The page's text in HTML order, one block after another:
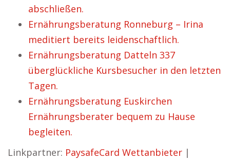
abschließen.
Ernährungsberatung Ronneburg – Irina
meditiert bereits leidenschaftlich.
Ernährungsberatung Datteln 337
überglückliche Kursbesucher in den letzten
Tagen.
Ernährungsberatung Euskirchen
Ernährungsberater bequem zu Hause
begleiten.
Linkpartner: PaysafeCard Wettanbieter |